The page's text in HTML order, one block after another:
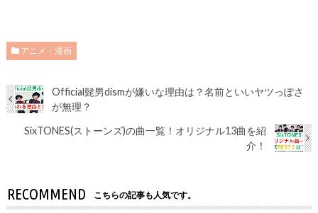
アニメ・漫画
Official髭男dismが嫌いな理由は？名前といいヤツっぽさ
が無理？
SixTONES(ストーンズ)の曲一覧！オリジナル13曲を紹
介！
RECOMMEND こちらの記事も人気です。